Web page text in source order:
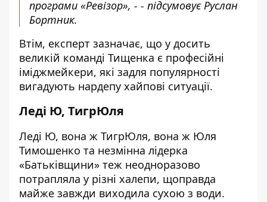
програми «Ревізор», - - підсумовує Руслан
Бортник.
Втім, експерт зазначає, що у досить
великій команді Тищенка є професійні
іміджмейкери, які задля популярності
вигадують нардепу хайпові ситуації.
Леді Ю, ТигрЮля
Леді Ю, вона ж ТигрЮля, вона ж Юля
Тимошенко та незмінна лідерка
«Батьківщини» теж неодноразово
потрапляла у різні халепи, щоправда
майже завжди виходила сухою з води.